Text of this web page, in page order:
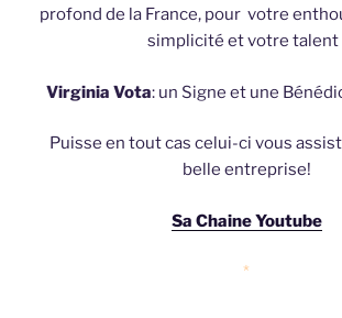
profond de la France, pour votre
simplicité et votre talent
Virginia Vota: un Signe et une
Puisse en tout cas celui-ci vous
belle entreprise!
Sa Chaine Youtube
*